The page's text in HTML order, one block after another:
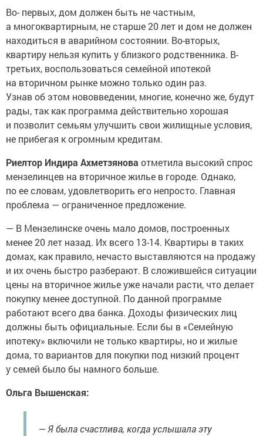
Во- первых, дом должен быть не частным,
а многоквартирным, не старше 20 лет и дом не должен
находиться в аварийном состоянии. Во-вторых,
квартиру нельзя купить у близкого родственника. В-
третьих, воспользоваться семейной ипотекой
на вторичном рынке можно только один раз.
Узнав об этом нововведении, многие, конечно же, будут
рады, так как программа действительно хорошая
и позволит семьям улучшить свои жилищные условия,
не прибегая к огромным кредитам.
Риелтор Индира Ахметзянова отметила высокий спрос
мензелинцев на вторичное жилье в городе. Однако,
по ее словам, удовлетворить его непросто. Главная
проблема — ограниченное предложение.
— В Мензелинске очень мало домов, построенных
менее 20 лет назад. Их всего 13-14. Квартиры в таких
домах, как правило, нечасто выставляются на продажу
и их очень быстро разберают. В сложившейся ситуации
цены на вторичное жилье уже начали расти, что делает
покупку менее доступной. По данной программе
работают всего два банка. Доходы физических лиц
должны быть официальные. Если бы в «Семейную
ипотеку» включили не только квартиры, но и жилые
дома, то вариантов для покупки под низкий процент
у семей было бы намного больше.
Ольга Вышенская:
— Я была счастлива, когда услышала эту